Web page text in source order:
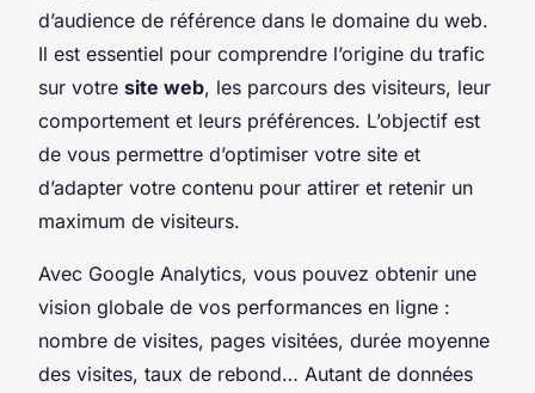
d’audience de référence dans le domaine du web.
Il est essentiel pour comprendre l’origine du trafic
sur votre site web, les parcours des visiteurs, leur
comportement et leurs préférences. L’objectif est
de vous permettre d’optimiser votre site et
d’adapter votre contenu pour attirer et retenir un
maximum de visiteurs.
Avec Google Analytics, vous pouvez obtenir une
vision globale de vos performances en ligne :
nombre de visites, pages visitées, durée moyenne
des visites, taux de rebond… Autant de données